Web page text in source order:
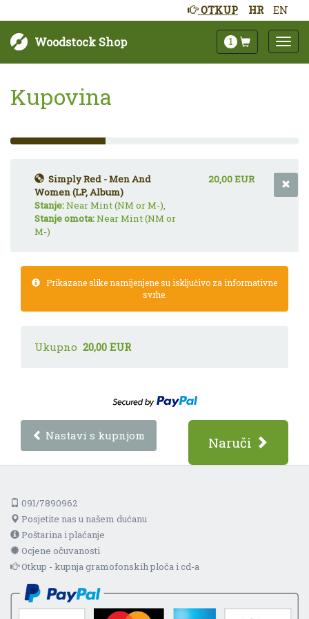
HR EN
OTKUP
Woodstock Shop 1
Kupovina
33%
Complete
Simply Red - Men And
Women (LP, Album)
Stanje:Near Mint (NM or M-),
Stanje omota:Near Mint (NM or
M-)
20,00 EUR
Prikazane slike namijenjene su isključivo za informativne
svrhe.
Ukupno 20,00 EUR
Nastavi s kupnjom Naruči
091/7890962
Posjetite nas u našem dućanu
Poštarina i plaćanje
Ocjene očuvanosti
Otkup - kupnja gramofonskih ploča i cd-a